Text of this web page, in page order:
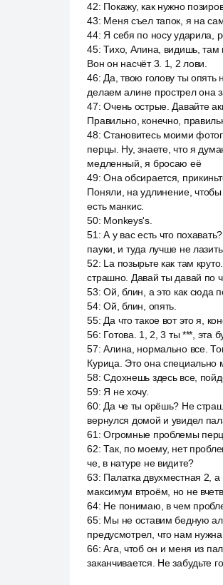
42: Покажу, как нужно
43: Меня съел тапок, я на
44: Я себя по носу ударила,
45:Тихо, Алина, видишь, там
Вон он насчёт 3. 1, 2 лови.
46: Да, твою голову ты
делаем алине прострел она
47:Очень острые. Давайте
Правильно, конечно,
48:Становитесь моими
перцы. Ну, знаете, что я
медленный, я бросаю её
49:Она обсирается,
Поняли, на удлинение, чтобы
есть манкис.
50: Monkeys's.
51 :А у вас есть что
пауки, и туда лучше не
52: La позырьте как там
страшно. Давай ты давай по
53:Ой, блин, а это как сюда
54:Ой, блин, опять.
55: Да что такое вот это я,
56: Готова. 1, 2, 3 ты ***, эта
57:Алина, нормально все.
Курица. Это она специально
58:Сдохнешь здесь все,
59: Я не хочу.
60: Да че ты орёшь? Не
вернулся домой и увидел
61 :Огромные проблемы
62:Так, по моему, нет
че, в натуре не видите?
63: Палатка двухместная 2,
максимум втроём, но не
64: Не понимаю, в чем
65: Мы не оставим бедную
предусмотрел, что нам
66:Ага, чтоб он и меня из
заканчивается. Не забудьте